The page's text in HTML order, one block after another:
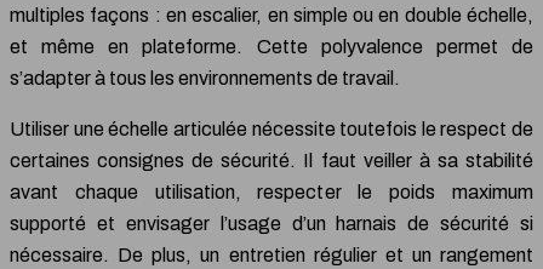
multiples façons : en escalier, en simple ou en double échelle,
et même en plateforme. Cette polyvalence permet de
s’adapter à tous les environnements de travail.
Utiliser une échelle articulée nécessite toutefois le respect de
certaines consignes de sécurité. Il faut veiller à sa stabilité
avant chaque utilisation, respecter le poids maximum
supporté et envisager l’usage d’un harnais de sécurité si
nécessaire. De plus, un entretien régulier et un rangement